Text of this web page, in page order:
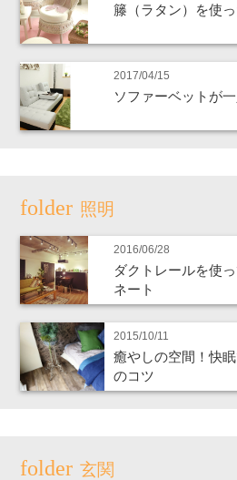
籐（ラタン）を使
2017/04/15
ソファーベットが
照明
2016/06/28
ダクトレールを使
ネート
2015/10/11
癒やしの空間！快
のコツ
玄関